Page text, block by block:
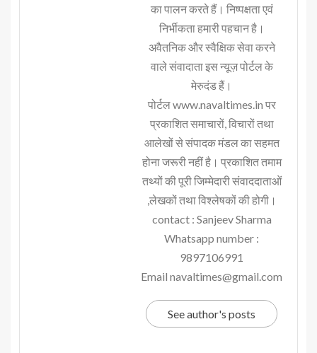
का पालन करते हैं। निष्पक्षता एवं
निर्भीकता हमारी पहचान है।
अवैतनिक और स्वैक्षिक सेवा करने
वाले संवादाता इस न्यूज़ पोर्टल के
मेरुदंड हैं।
पोर्टल www.navaltimes.in पर
प्रकाशित समाचारों, विचारों तथा
आलेखों से संपादक मंडल का सहमत
होना जरूरी नहीं है। प्रकाशित तमाम
तथ्यों की पूरी जिम्मेदारी संवाददाताओं
,लेखकों तथा विश्लेषकों की होगी।
contact : Sanjeev Sharma
Whatsapp number :
9897106991
Email navaltimes@gmail.com
See author's posts